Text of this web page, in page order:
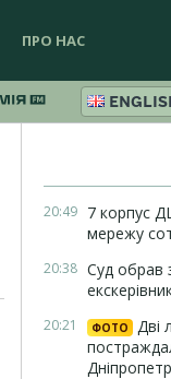
ПРО НАС
20:49 7 корпус
мережу
20:38 Суд обрав
20:21 ФОТО
Дві